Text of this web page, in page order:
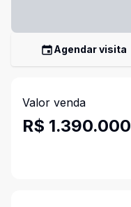
Agendar visita
Valor venda
R$